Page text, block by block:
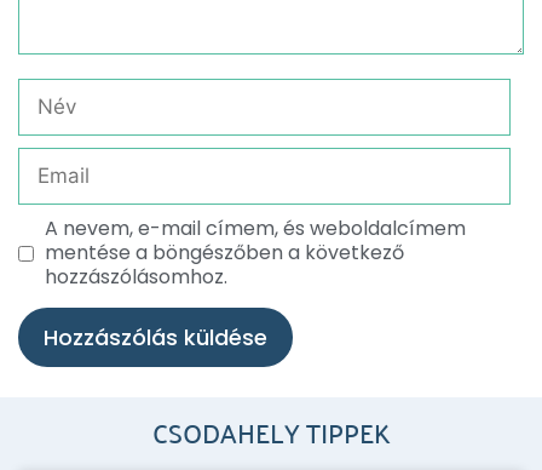
A nevem, e-mail címem, és weboldalcímem
mentése a böngészőben a következő
hozzászólásomhoz.
CSODAHELY TIPPEK